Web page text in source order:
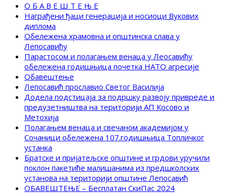
О Б А В Е Ш Т Е Њ Е
Награђени ђаци генерација и носиоци Вукових
диплома
Обележена храмовна и општинска слава у
Лепосавићу
Парастосом и полагањем венаца у Леосавићу
обележена годишњица почетка НАТО агресије
Обавештење
Лепосавић прославио Светог Василија
Додела подстицаја за подршку развоју привреде и
предузетништва на територији АП Косово и
Метохија
Полагањем венаца и свечаном академијом у
Сочаници обележена 107.годишњица Топличког
устанка
Братске и пријатељске општине и грдови уручили
поклон пакетиће малишанима из предшколских
установа на територији општине Лепосавић
ОБАВЕШТЕЊЕ – Бесплатан СкиПас 2024